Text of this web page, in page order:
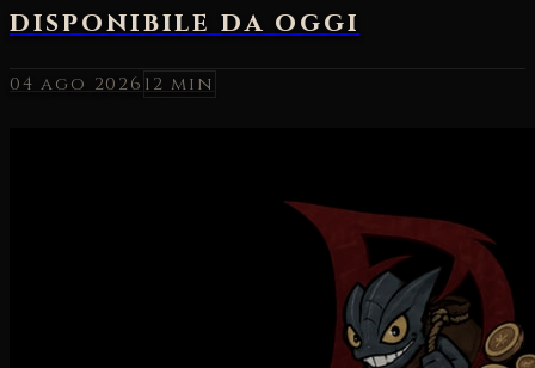
04 ago 2026 12 min